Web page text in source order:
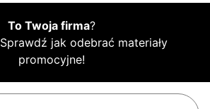
To Twoja firma?
Sprawdź jak odebrać materiały
promocyjne!